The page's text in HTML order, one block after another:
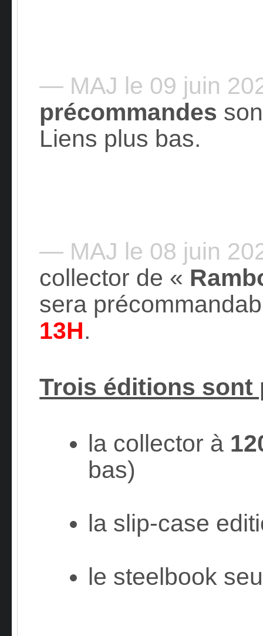
— MAJ le 09 juin
précommandes
Liens plus bas.
— MAJ le 08 juin
collector de «
sera
13H.
Trois éditions sont
la collector à
bas)
la slip-case
le steelbook